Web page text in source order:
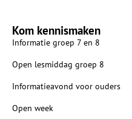
Kom kennismaken
Informatie groep 7 en 8
Open lesmiddag groep 8
Informatieavond voor ouders
Open week